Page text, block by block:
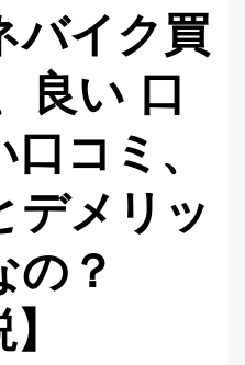
バイク買
良い 口
コミ、
デメリッ
の？